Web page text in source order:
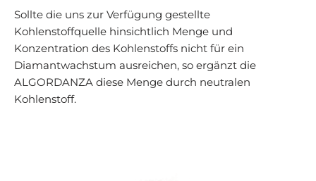
Sollte die uns zur Verfügung gestellte
Kohlenstoffquelle hinsichtlich Menge und
Konzentration des Kohlenstoffs nicht für ein
Diamantwachstum ausreichen, so ergänzt die
ALGORDANZA diese Menge durch neutralen
Kohlenstoff.